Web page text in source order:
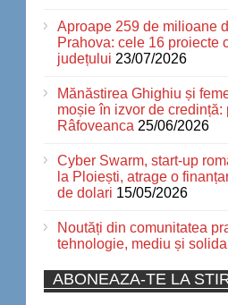
Aproape 259 de milioane
Prahova: cele 16 proiecte
județului 23/07/2026
Mănăstirea Ghighiu și
moșie în izvor de credință:
Râfoveanca 25/06/2026
Cyber Swarm, start-up
la Ploiești, atrage o
de dolari 15/05/2026
Noutăți din comunitatea
tehnologie, mediu și
ABONEAZA-TE LA